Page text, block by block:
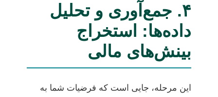
۴. جمع‌آوری و تحلیل
داده‌ها: استخراج
بینش‌های مالی
این مرحله، جایی است که فرضیات شما به